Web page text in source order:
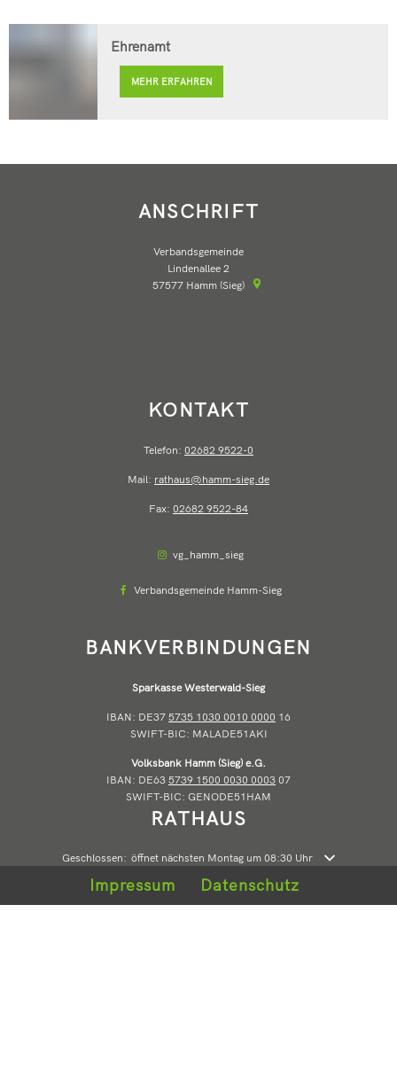
Ehrenamt
MEHR ERFAHREN
ANSCHRIFT
Verbandsgemeinde
Lindenallee 2
57577 Hamm (Sieg)
KONTAKT
Telefon: 02682 9522-0
Mail: rathaus@hamm-sieg.de
Fax: 02682 9522-84
vg_hamm_sieg
Verbandsgemeinde Hamm-Sieg
BANKVERBINDUNGEN
Sparkasse Westerwald-Sieg
IBAN: DE37 5735 1030 0010 0000 16
SWIFT-BIC: MALADE51AKI
Volksbank Hamm (Sieg) e.G.
IBAN: DE63 5739 1500 0030 0003 07
SWIFT-BIC: GENODE51HAM
RATHAUS
Klicken, um weitere Öffnungs- oder Schließzeiten auszublenden
Geschlossen: öffnet nächsten Montag um 08:30 Uhr
Impressum Datenschutz